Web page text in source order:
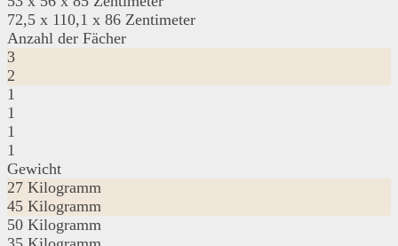
‎72,5 x 110,1 x 86 Zentimeter
Anzahl der Fächer
3
2
1
1
1
1
Gewicht
27 Kilogramm
45 Kilogramm
50 Kilogramm